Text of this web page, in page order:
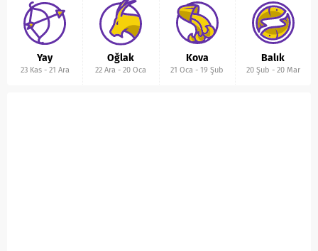
Yay
23 Kas- 21 Ara
Oğlak
22 Ara -20 Oca
Kova
21 Oca -19 Şub
Balık
20 Şub - 20 Mar